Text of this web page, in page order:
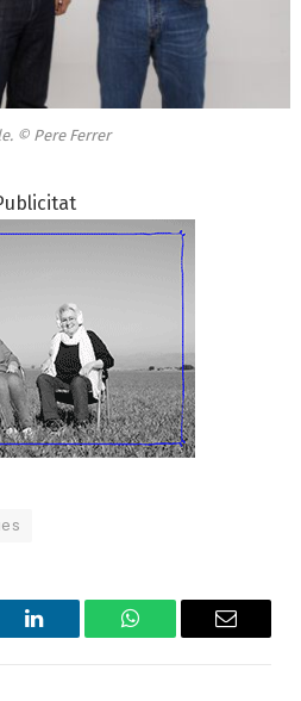
© Pere Ferrer
LinkedIn WhatsAppEmail